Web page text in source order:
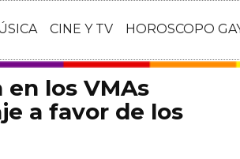
CINE Y TV HOROSCOPO
los VMAs
a favor de los